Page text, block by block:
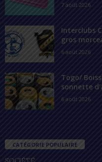
7 août 2026
Interclubs
gros
6 août 2026
Togo/
sonnette
6 août 2026
CATÉGORIE POPULAIRE